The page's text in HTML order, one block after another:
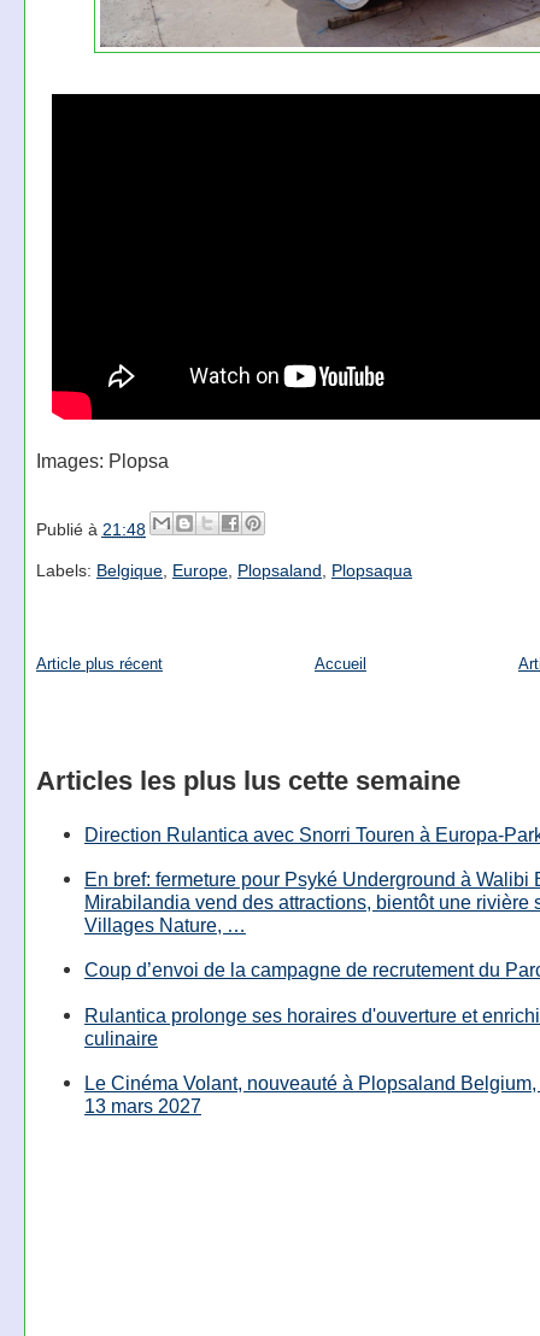
Images: Plopsa
Publié à 21:48
Labels: Belgique, Europe, Plopsaland, Plopsaqua
Article plus récent Accueil
Articles les plus lus cette semaine
Direction Rulantica avec Snorri Touren à Europa-
En bref: fermeture pour Psyké Underground à Walibi
Mirabilandia vend des attractions, bientôt une rivière
Villages Nature, …
Coup d’envoi de la campagne de recrutement du
Rulantica prolonge ses horaires d'ouverture et
culinaire
Le Cinéma Volant, nouveauté à Plopsaland
13 mars 2027